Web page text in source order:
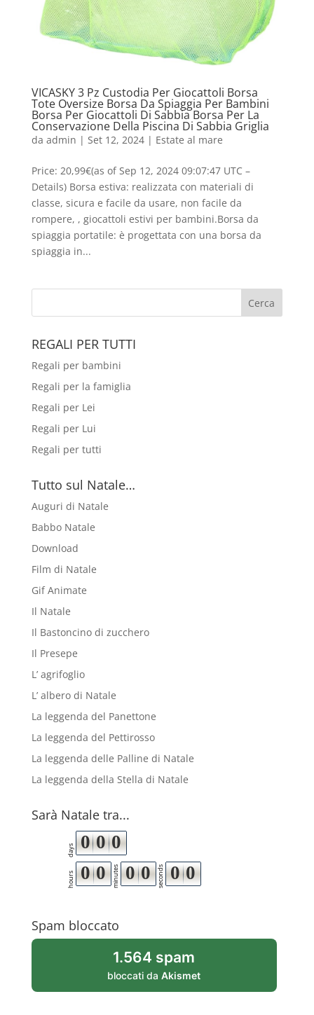
VICASKY 3 Pz Custodia Per Giocattoli Borsa
Tote Oversize Borsa Da Spiaggia Per Bambini
Borsa Per Giocattoli Di Sabbia Borsa Per La
Conservazione Della Piscina Di Sabbia Griglia
da admin | Set 12, 2024| Estate al mare
Price: 20,99€(as of Sep 12, 2024 09:07:47 UTC –
Details) Borsa estiva: realizzata con materiali di
classe, sicura e facile da usare, non facile da
rompere, , giocattoli estivi per bambini.Borsa da
spiaggia portatile: è progettata con una borsa da
spiaggia in...
REGALI PER TUTTI
Regali per bambini
Regali per la famiglia
Regali per Lei
Regali per Lui
Regali per tutti
Tutto sul Natale…
Auguri di Natale
Babbo Natale
Download
Film di Natale
Gif Animate
Il Natale
Il Bastoncino di zucchero
Il Presepe
L’ agrifoglio
L’ albero di Natale
La leggenda del Panettone
La leggenda del Pettirosso
La leggenda delle Palline di Natale
La leggenda della Stella di Natale
Sarà Natale tra...
days 0 0 0
hours 0 0 minutes 0 0 seconds 0 0
Spam bloccato
1.564 spam
bloccati daAkismet